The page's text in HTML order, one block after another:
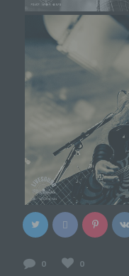
0 0
Empfänger ist
Person,
der
werden,
einen Dritten
Rahmen
oder dem
erhalten,
j) Dritter
Dritter ist eine
Behörde,
der
dem
unter der
befugt sind,